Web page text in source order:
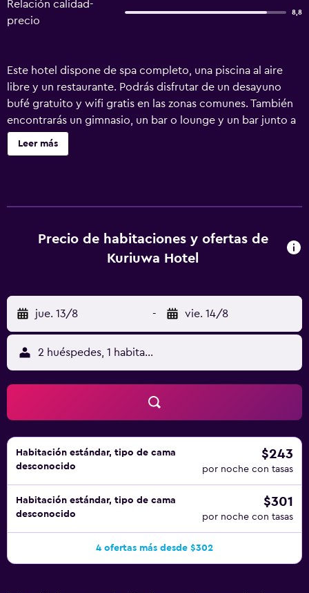
Relación calidad-
precio
8,8
Este hotel dispone de spa completo, una piscina al aire
libre y un restaurante. Podrás disfrutar de un desayuno
bufé gratuito y wifi gratis en las zonas comunes. También
encontrarás un gimnasio, un bar o lounge y un bar junto a
la piscina. Se ofrece un servicio de limpieza a petición.
Kuriuwa Hotel ofrece 17 alojamientos con aire
cama de alta calidad. Los huéspedes pueden navegar por
la web gracias a nuestro acceso a Internet wifi gratis. Los
comodidades especialmente pensadas para las personas
en viaje de negocios se incluyen escritorio, cajas fuertes y
teléfono. Las habitaciones también incluyen máquina de
café espresso y cafetera y tetera. Se ofrece servicio de
limpieza todos los días y es posible solicitar cambio de
toallas. Se ofrece servicio de limpieza a petición. Los
servicios de ocio y esparcimiento en este hotel incluyen
una piscina al aire libre, sauna y gimnasio.
Leer más
Precio de habitaciones y ofertas de
Kuriuwa Hotel
jue. 13/8 - vie. 14/8
2 huéspedes, 1 habitación
Habitación estándar, tipo de cama
desconocido
$243
por noche con tasas
Habitación estándar, tipo de cama
desconocido
$301
por noche con tasas
4 ofertas más desde $302